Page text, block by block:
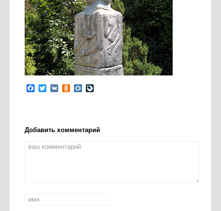
Facebook
Twitter
VK Odnoklassniki
Mail.Ru
Добавить комментарий